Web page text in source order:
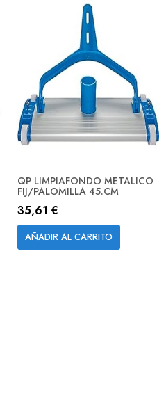
QP LIMPIAFONDO METALICO
FIJ/PALOMILLA 45.CM
35,61 €
AÑADIR AL CARRITO